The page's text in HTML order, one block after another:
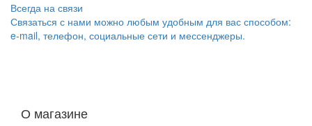
Всегда на связи
Связаться с нами можно любым удобным для вас способом:
e-mail, телефон, социальные сети и мессенджеры.
О магазине